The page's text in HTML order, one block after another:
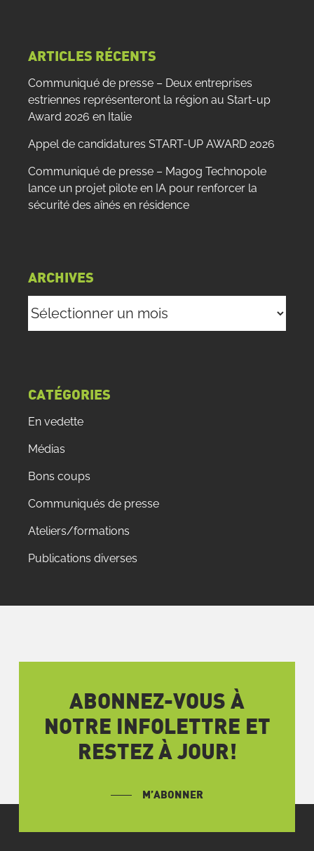
ARTICLES RÉCENTS
Communiqué de presse – Deux entreprises
estriennes représenteront la région au Start-up
Award 2026 en Italie
Appel de candidatures START-UP AWARD 2026
Communiqué de presse – Magog Technopole
lance un projet pilote en IA pour renforcer la
sécurité des aînés en résidence
ARCHIVES
CATÉGORIES
En vedette
Médias
Bons coups
Communiqués de presse
Ateliers/formations
Publications diverses
ABONNEZ-VOUS À
NOTRE INFOLETTRE ET
RESTEZ À JOUR!
M’ABONNER